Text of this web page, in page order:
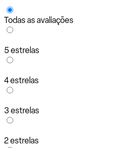
Todas as avaliações
5 estrelas
4 estrelas
3 estrelas
2 estrelas